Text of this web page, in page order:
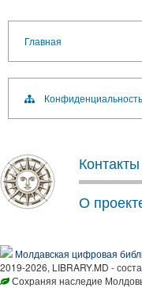
Главная
Конфиденциальность
О
Молдавская цифровая
2019-2026, LIBRARY.MD -
Сохраняя наследие